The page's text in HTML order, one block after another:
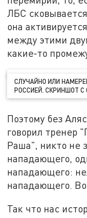
ЛБС
она
между этими
какие-то
СЛУЧАЙНО ИЛИ
РОССИЕЙ. СКРИНШОТ
Поэтому без
говорил тренер
Раша", никто не
нападающего,
нападающего:
нападающего.
Так что нас